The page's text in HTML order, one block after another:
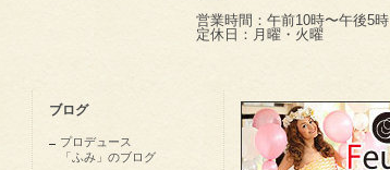
営業時間：午前10時〜午後5時
定休日：月曜・火曜
ブログ
プロデュース
「ふみ」のブログ